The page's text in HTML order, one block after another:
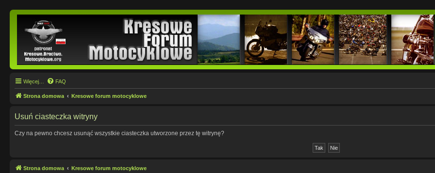
Więcej… FAQ
Strona domowa Kresowe forum motocyklowe
Usuń ciasteczka witryny
Czy na pewno chcesz usunąć wszystkie ciasteczka utworzone przez tę witrynę?
Strona domowa Kresowe forum motocyklowe